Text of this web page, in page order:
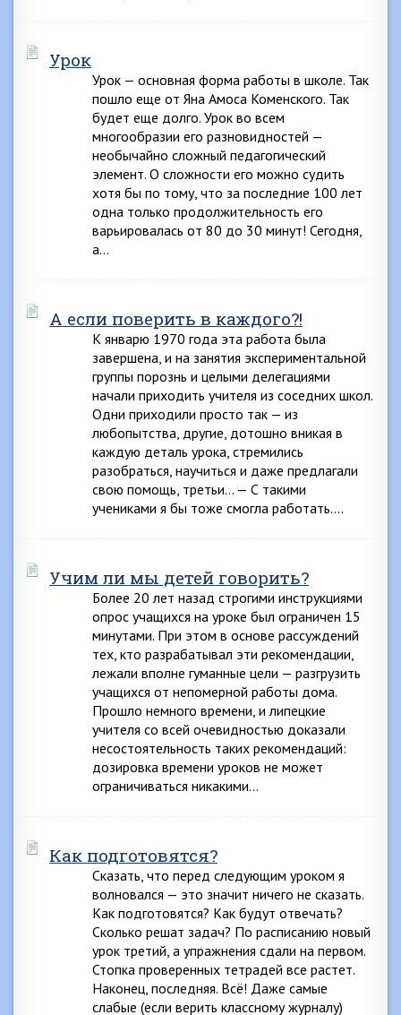
Урок
Урок — основная форма работы в школе. Так
пошло еще от Яна Амоса Коменского. Так
будет еще долго. Урок во всем
многообразии его разновидностей —
необычайно сложный педагогический
элемент. О сложности его можно судить
хотя бы по тому, что за последние 100 лет
одна только продолжительность его
варьировалась от 80 до 30 минут! Сегодня,
а…
А если поверить в каждого?!
К январю 1970 года эта работа была
завершена, и на занятия экспериментальной
группы порознь и целыми делегациями
начали приходить учителя из соседних школ.
Одни приходили просто так — из
любопытства, другие, дотошно вникая в
каждую деталь урока, стремились
разобраться, научиться и даже предлагали
свою помощь, третьи… — С такими
учениками я бы тоже смогла работать….
Учим ли мы детей говорить?
Более 20 лет назад строгими инструкциями
опрос учащихся на уроке был ограничен 15
минутами. При этом в основе рассуждений
тех, кто разрабатывал эти рекомендации,
лежали вполне гуманные цели — разгрузить
учащихся от непомерной работы дома.
Прошло немного времени, и липецкие
учителя со всей очевидностью доказали
несостоятельность таких рекомендаций:
дозировка времени уроков не может
ограничиваться никакими…
Как подготовятся?
Сказать, что перед следующим уроком я
волновался — это значит ничего не сказать.
Как подготовятся? Как будут отвечать?
Сколько решат задач? По расписанию новый
урок третий, а упражнения сдали на первом.
Стопка проверенных тетрадей все растет.
Наконец, последняя. Всё! Даже самые
слабые (если верить классному журналу)